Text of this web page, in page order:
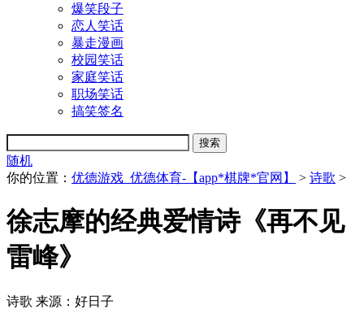
爆笑段子
恋人笑话
暴走漫画
校园笑话
家庭笑话
职场笑话
搞笑签名
随机
你的位置： 优德游戏_优德体育-【app*棋牌*官网】 > 诗歌 >
徐志摩的经典爱情诗《再不见
雷峰》
诗歌 来源：好日子